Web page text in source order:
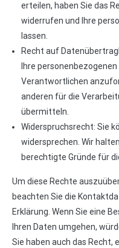
erteilen, haben Sie das
widerrufen und Ihre
lassen.
Recht auf
Ihre
Verantwortlichen
anderen für die
übermitteln.
Widerspruchsrecht: Sie
widersprechen. Wir
berechtigte Gründe für
Um diese Rechte
beachten Sie die
Erklärung. Wenn Sie eine
Ihren Daten umgehen,
Sie haben auch das Recht,